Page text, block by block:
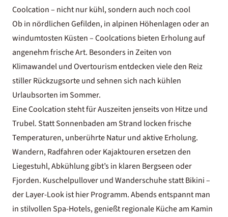
Coolcation – nicht nur kühl, sondern auch noch cool
Ob in nördlichen Gefilden, in alpinen Höhenlagen oder an
windumtosten Küsten – Coolcations bieten Erholung auf
angenehm frische Art. Besonders in Zeiten von
Klimawandel und Overtourism entdecken viele den Reiz
stiller Rückzugsorte und sehnen sich nach kühlen
Urlaubsorten im Sommer.
Eine Coolcation steht für Auszeiten jenseits von Hitze und
Trubel. Statt Sonnenbaden am Strand locken frische
Temperaturen, unberührte Natur und aktive Erholung.
Wandern, Radfahren oder Kajaktouren ersetzen den
Liegestuhl, Abkühlung gibt’s in klaren Bergseen oder
Fjorden. Kuschelpullover und Wanderschuhe statt Bikini –
der Layer-Look ist hier Programm. Abends entspannt man
in stilvollen Spa-Hotels, genießt regionale Küche am Kamin